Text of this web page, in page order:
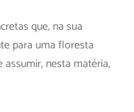
que, na sua
para uma floresta
nesta matéria,